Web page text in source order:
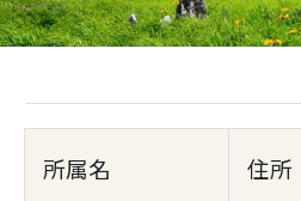
所属名 住所